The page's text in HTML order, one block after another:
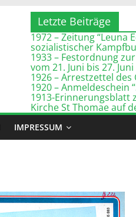
Letzte Beiträge
1972 – Zeitung “Leuna
sozialistischer
1933 – Festordnung
vom 21. Juni bis 27.
1926 – Arrestzettel
1920 – Anmeldeschein
1913-Erinnerungsblatt
Kirche St Thomae auf
IMPRESSUM